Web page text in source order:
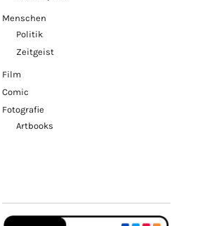
Menschen
Politik
Zeitgeist
Film
Comic
Fotografie
Artbooks